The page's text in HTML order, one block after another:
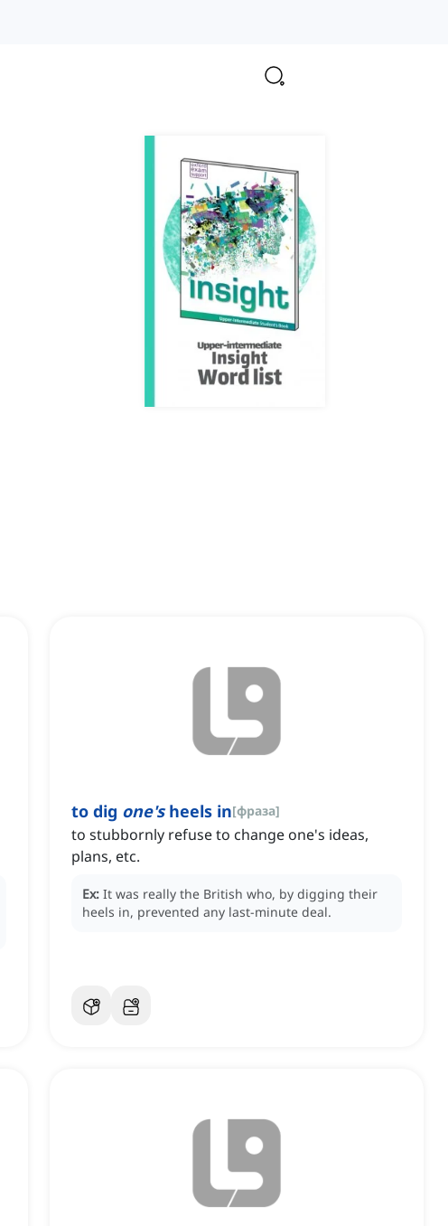
to dig one'sheels in[фраза]
to stubbornly refuse to change one's ideas,
plans, etc.
Ex: It was really the British who, by digging their
heels in, prevented any last-minute deal.